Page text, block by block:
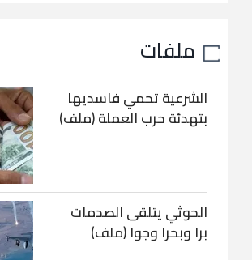
ملفات
الشرعية تحمي فاسديها
بتهدئة حرب العملة (ملف)
الحوثي يتلقى الصدمات
برا وبحرا وجوا (ملف)